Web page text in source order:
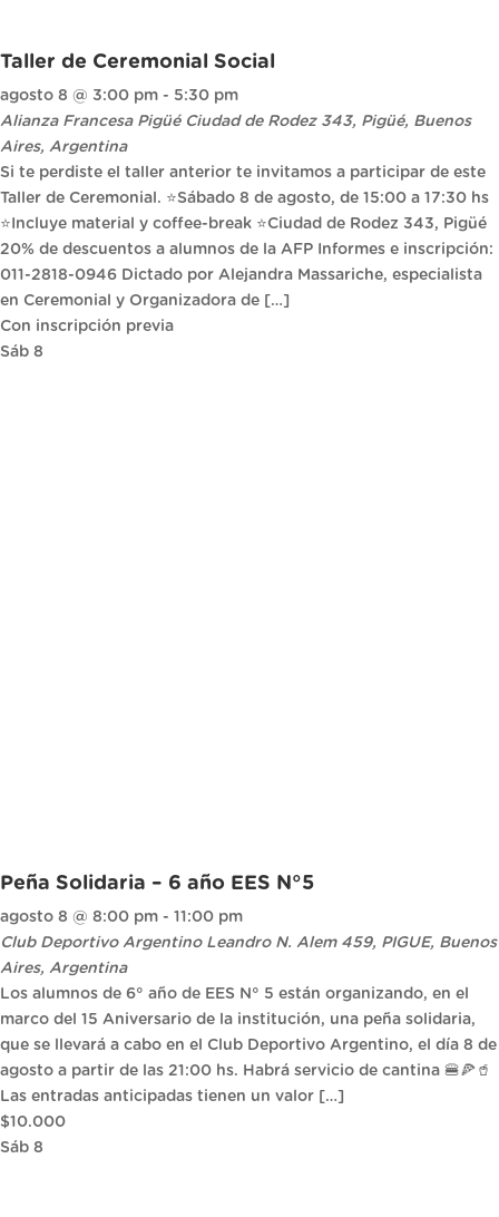
Taller de Ceremonial Social
agosto 8 @ 3:00 pm - 5:30 pm
Alianza Francesa Pigüé Ciudad de Rodez 343, Pigüé, Buenos
Aires, Argentina
Si te perdiste el taller anterior te invitamos a participar de este
Taller de Ceremonial. ⭐Sábado 8 de agosto, de 15:00 a 17:30 hs
⭐Incluye material y coffee-break ⭐Ciudad de Rodez 343, Pigüé
20% de descuentos a alumnos de la AFP Informes e inscripción:
011-2818-0946 Dictado por Alejandra Massariche, especialista
en Ceremonial y Organizadora de […]
Con inscripción previa
Sáb 8
Peña Solidaria – 6 año EES N°5
agosto 8 @ 8:00 pm - 11:00 pm
Club Deportivo Argentino Leandro N. Alem 459, PIGUE, Buenos
Aires, Argentina
Los alumnos de 6° año de EES N° 5 están organizando, en el
marco del 15 Aniversario de la institución, una peña solidaria,
que se llevará a cabo en el Club Deportivo Argentino, el día 8 de
agosto a partir de las 21:00 hs. Habrá servicio de cantina 🍔🍕🥤
Las entradas anticipadas tienen un valor […]
$10.000
Sáb 8